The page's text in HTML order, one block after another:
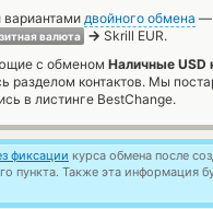
двойного обмена —
валюта → Skrill EUR.
с обменом Наличные USD
разделом контактов. Мы
в листинге BestChange.
фиксации курса обмена после
пункта. Также эта информация